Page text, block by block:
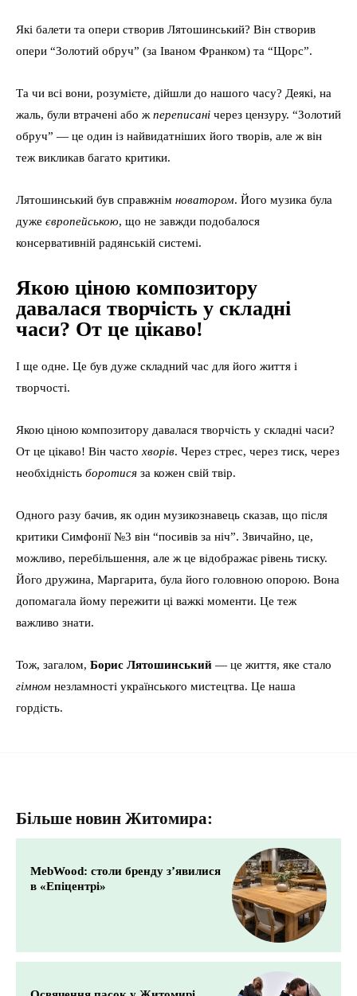
Які балети та опери створив Лятошинський? Він створив
опери “Золотий обруч” (за Іваном Франком) та “Щорс”.
Та чи всі вони, розумієте, дійшли до нашого часу? Деякі, на
жаль, були втрачені або ж переписані через цензуру. “Золотий
обруч” — це один із найвидатніших його творів, але ж він
теж викликав багато критики.
Лятошинський був справжнім новатором. Його музика була
дуже європейською, що не завжди подобалося
консервативній радянській системі.
Якою ціною композитору
давалася творчість у складні
часи? От це цікаво!
І ще одне. Це був дуже складний час для його життя і
творчості.
Якою ціною композитору давалася творчість у складні часи?
От це цікаво! Він часто хворів. Через стрес, через тиск, через
необхідність боротися за кожен свій твір.
Одного разу бачив, як один музикознавець сказав, що після
критики Симфонії №3 він “посивів за ніч”. Звичайно, це,
можливо, перебільшення, але ж це відображає рівень тиску.
Його дружина, Маргарита, була його головною опорою. Вона
допомагала йому пережити ці важкі моменти. Це теж
важливо знати.
Тож, загалом, Борис Лятошинський — це життя, яке стало
гімном незламності українського мистецтва. Це наша
гордість.
Більше новин Житомира:
MebWood: столи бренду з’явилися
в «Епіцентрі»